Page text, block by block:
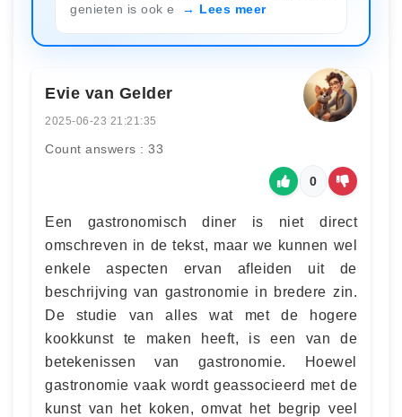
genieten is ook e
Lees meer
Evie van Gelder
2025-06-23 21:21:35
Count answers : 33
0
Een gastronomisch diner is niet direct
omschreven in de tekst, maar we kunnen wel
enkele aspecten ervan afleiden uit de
beschrijving van gastronomie in bredere zin.
De studie van alles wat met de hogere
kookkunst te maken heeft, is een van de
betekenissen van gastronomie. Hoewel
gastronomie vaak wordt geassocieerd met de
kunst van het koken, omvat het begrip veel